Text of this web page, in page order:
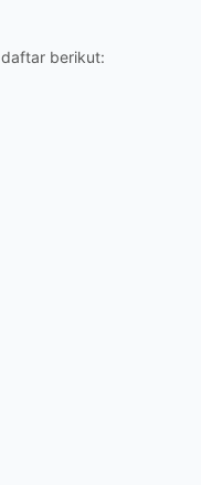
berikut: